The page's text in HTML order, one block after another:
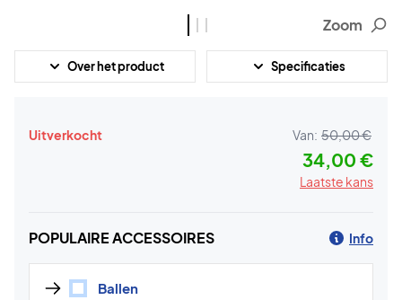
Zoom
Over het product Specificaties
Uitverkocht Van: 50,00 €
34,00 €
Laatste kans
POPULAIRE ACCESSOIRES Info
Ballen